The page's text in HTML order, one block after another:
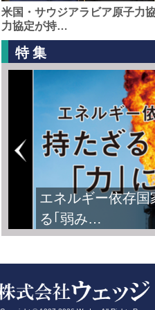
米国・サウジアラビア原子力
力協定が持…
特集
エネルギー依存
る｢弱み…